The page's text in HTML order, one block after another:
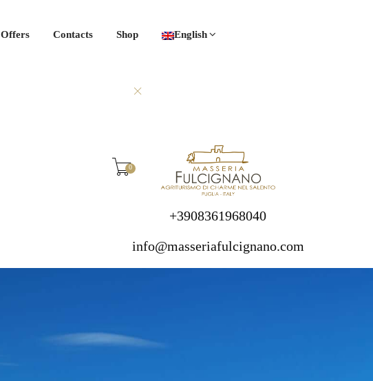
Offers Contacts Shop English
0
+3908361968040
info@masseriafulcignano.com